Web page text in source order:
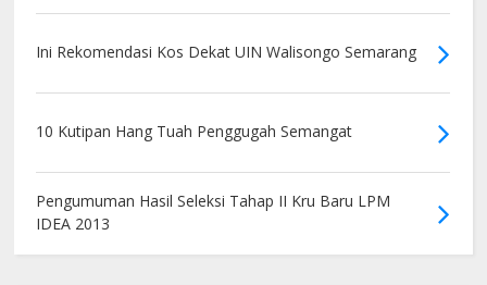
Ini Rekomendasi Kos Dekat UIN Walisongo Semarang
10 Kutipan Hang Tuah Penggugah Semangat
Pengumuman Hasil Seleksi Tahap II Kru Baru LPM
IDEA 2013